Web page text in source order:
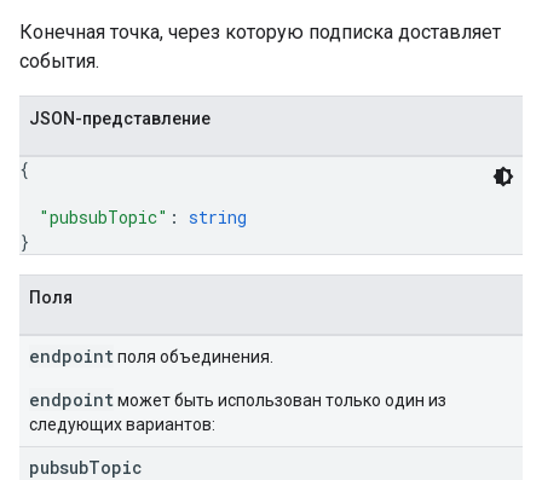
Конечная точка, через которую подписка доставляет
события.
JSON-представление
{
"pubsubTopic" : string
}
Поля
endpointполя объединения.
endpointможет быть использован только один из
следующих вариантов:
pubsubTopic